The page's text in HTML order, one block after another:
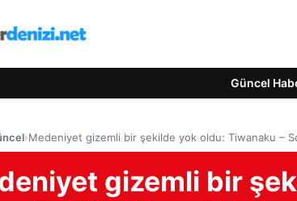
Güncel
›Medeniyet gizemli bir şekilde yok oldu: Tiwanaku –
gizemli bir